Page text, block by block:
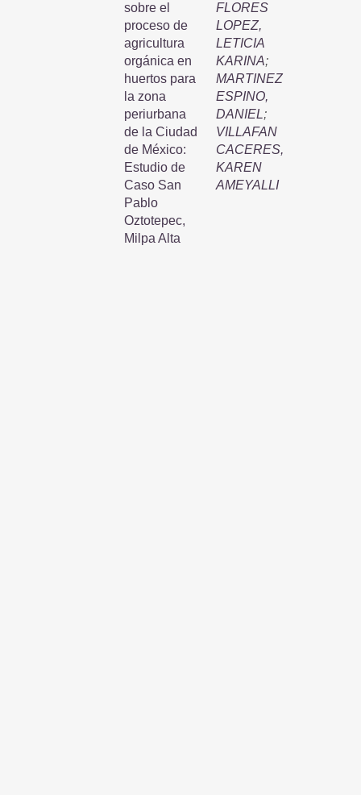
sobre el
proceso de
agricultura
orgánica en
huertos para
la zona
periurbana
de la Ciudad
de México:
Estudio de
Caso San
Pablo
Oztotepec,
Milpa Alta
FLORES
LOPEZ,
LETICIA
KARINA;
MARTINEZ
ESPINO,
DANIEL;
VILLAFAN
CACERES,
KAREN
AMEYALLI